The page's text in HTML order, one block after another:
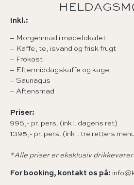
Inkl.:
– Morgenmad i mødelokalet
– Kaffe, te, isvand og frisk frugt
– Frokost
– Eftermiddagskaffe og kage
– Saunagus
– Aftensmad
Priser:
995,- pr. pers. (inkl. dagens ret)
1395,- pr. pers. (inkl. tre retters
*Alle priser er eksklusiv drikkevarer
For booking, kontakt os på: